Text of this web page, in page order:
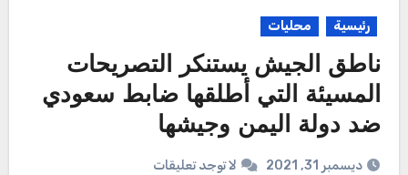
رئيسية محليات
ناطق الجيش يستنكر التصريحات
المسيئة التي أطلقها ضابط سعودي
ضد دولة اليمن وجيشها
ديسمبر 31, 2021 لا توجد تعليقات